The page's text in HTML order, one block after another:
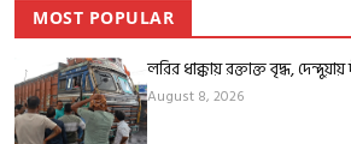
MOST POPULAR
লরির ধাক্কায় রক্তাক্ত বৃদ্ধ,
August 8, 2026